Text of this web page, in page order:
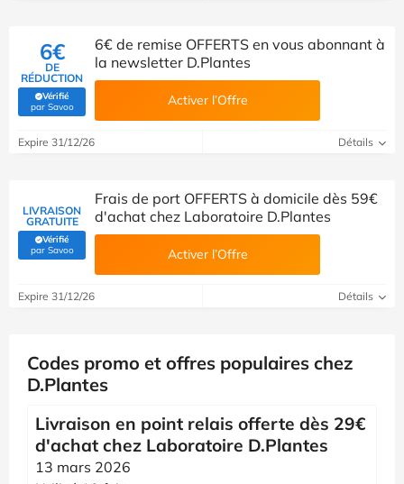
6€
DE
RÉDUCTION
Vérifié
par Savoo(Vérifié par Savoo)
6€ de remise OFFERTS ​en vous abonnant à
la newsletter​ D.Plantes
Activer l’Offre
Expire 31/12/26 Détails
LIVRAISON
GRATUITE
Vérifié
par Savoo(Vérifié par Savoo)
Frais de port OFFERTS à domicile dès 59€
d'achat chez Laboratoire D.Plantes
Activer l’Offre
Expire 31/12/26 Détails
Codes promo et offres populaires chez
D.Plantes
Livraison en point relais offerte dès 29€
d'achat chez Laboratoire D.Plantes
13 mars 2026